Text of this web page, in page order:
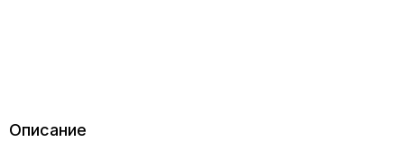
Описание